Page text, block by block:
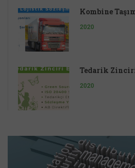
Kombine
2020
Tedarik
2020